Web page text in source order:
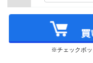
※チェックボッ